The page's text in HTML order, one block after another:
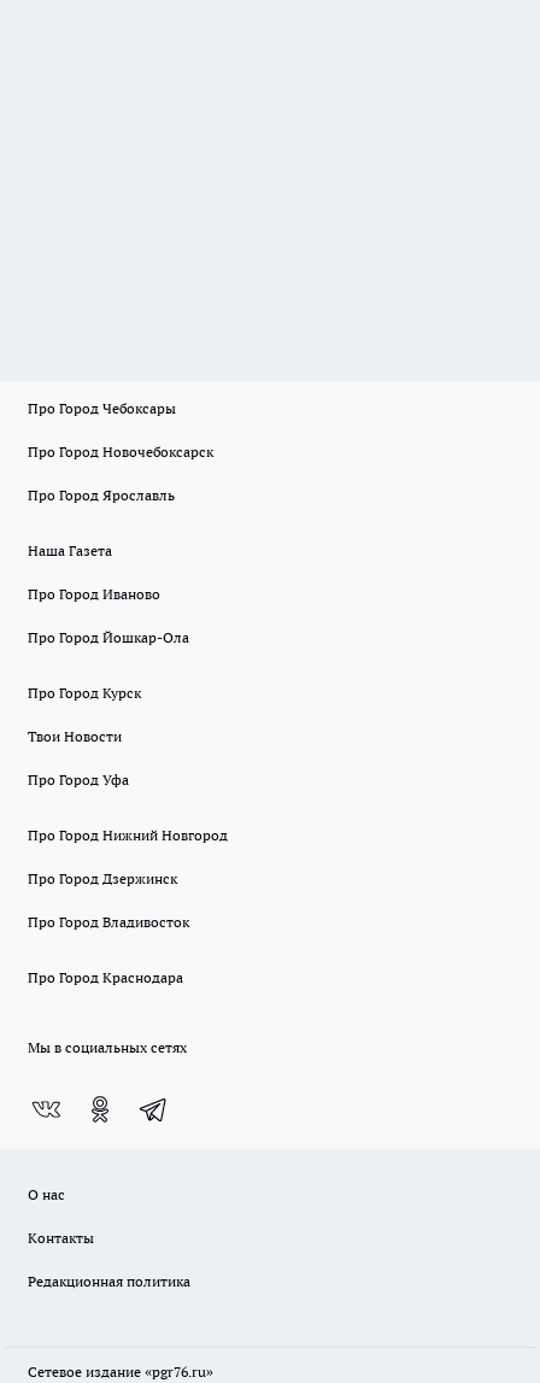
Про Город Чебоксары
Про Город Новочебоксарск
Про Город Ярославль
Наша Газета
Про Город Иваново
Про Город Йошкар-Ола
Про Город Курск
Твои Новости
Про Город Уфа
Про Город Нижний Новгород
Про Город Дзержинск
Про Город Владивосток
Про Город Краснодара
Мы в социальных сетях
О нас
Контакты
Редакционная политика
Сетевое издание «pgr76.ru»